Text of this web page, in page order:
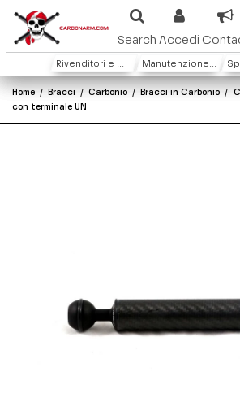
Search Accedi
Rivenditori e Distributori Manutenzione e Garanzia
Home Bracci Carbonio Bracci in Carbonio
con terminale UN